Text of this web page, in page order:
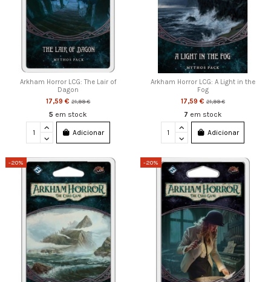
Arkham Horror LCG: The Lair of
Dagon
17,59 €21,99 €
5 em stock
Adicionar
Arkham Horror LCG: A Light in the
Fog
17,59 €21,99 €
7 em stock
Adicionar
-20% -20%